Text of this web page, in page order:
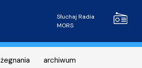
Radio
Słuchaj Radia
MORS
archiwum